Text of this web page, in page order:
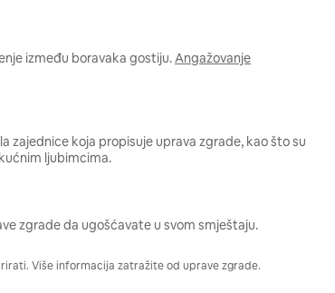
između boravaka gostiju.Angažovanje
zajednice koja propisuje uprava zgrade, kao što su
ljubimcima.
zgrade da ugošćavate u svom smještaju.
Više informacija zatražite od uprave zgrade.